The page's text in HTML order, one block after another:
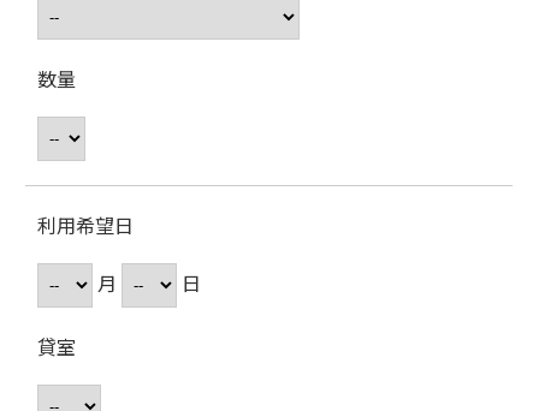
数量
利用希望日
月
日
貸室